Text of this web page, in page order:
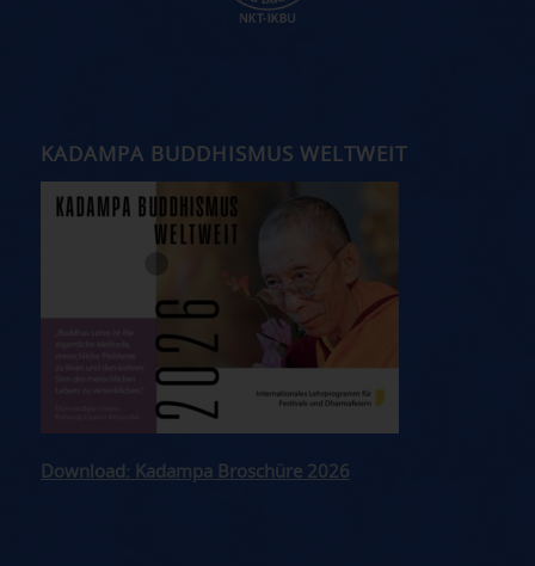
KADAMPA BUDDHISMUS WELTWEIT
Download: Kadampa Broschüre 2026